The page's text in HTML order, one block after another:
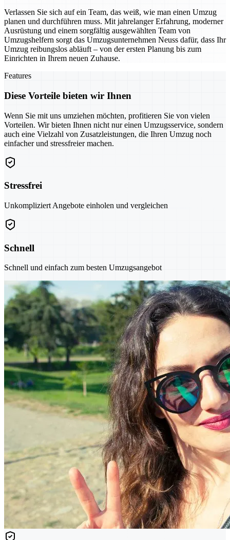
Verlassen Sie sich auf ein Team, das weiß, wie man einen Umzug
planen und durchführen muss. Mit jahrelanger Erfahrung, moderner
Ausrüstung und einem sorgfältig ausgewählten Team von
Umzugshelfern sorgt das Umzugsunternehmen Neuss dafür, dass Ihr
Umzug reibungslos abläuft – von der ersten Planung bis zum
Einrichten in Ihrem neuen Zuhause.
Features
Diese Vorteile bieten wir Ihnen
Wenn Sie mit uns umziehen möchten, profitieren Sie von vielen
Vorteilen. Wir bieten Ihnen nicht nur einen Umzugsservice, sondern
auch eine Vielzahl von Zusatzleistungen, die Ihren Umzug noch
einfacher und stressfreier machen.
Stressfrei
Unkompliziert Angebote einholen und vergleichen
Schnell
Schnell und einfach zum besten Umzugsangebot